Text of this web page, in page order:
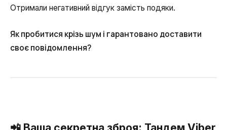
Автообзвон
Автоматичний зворотний дзвінок
Отримали негативний відгук замість подяки.
Як пробитися крізь шум і гарантовано доставити
своє повідомлення?